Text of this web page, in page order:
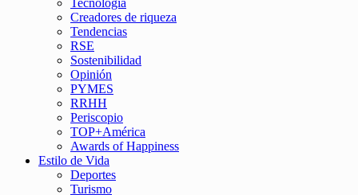
Tecnología
Creadores de riqueza
Tendencias
RSE
Sostenibilidad
Opinión
PYMES
RRHH
Periscopio
TOP+América
Awards of Happiness
Estilo de Vida
Deportes
Turismo